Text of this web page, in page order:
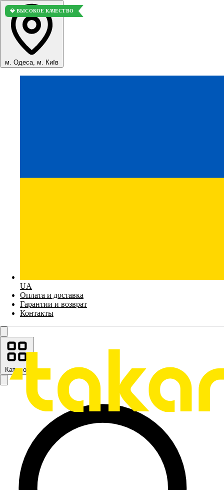
м. Одеса, м. Київ
UA
Оплата и доставка
Гарантии и возврат
Контакты
Каталог
💎 ВЫСОКОЕ КАЧЕСТВО